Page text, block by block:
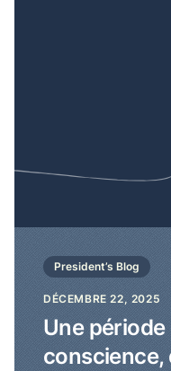
President’s Blog
DÉCEMBRE 22, 2025
Une
conscience,